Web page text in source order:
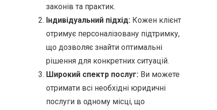
законів та практик.
Індивідуальний підхід: Кожен клієнт
отримує персоналізовану підтримку,
що дозволяє знайти оптимальні
рішення для конкретних ситуацій.
Широкий спектр послуг: Ви можете
отримати всі необхідні юридичні
послуги в одному місці, що